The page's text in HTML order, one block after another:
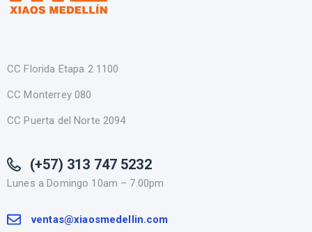
CC Florida Etapa 2 1100
CC Monterrey 080
CC Puerta del Norte 2094
(+57) 313 747 5232
Lunes a Domingo 10am – 7.00pm
ventas@xiaosmedellin.com